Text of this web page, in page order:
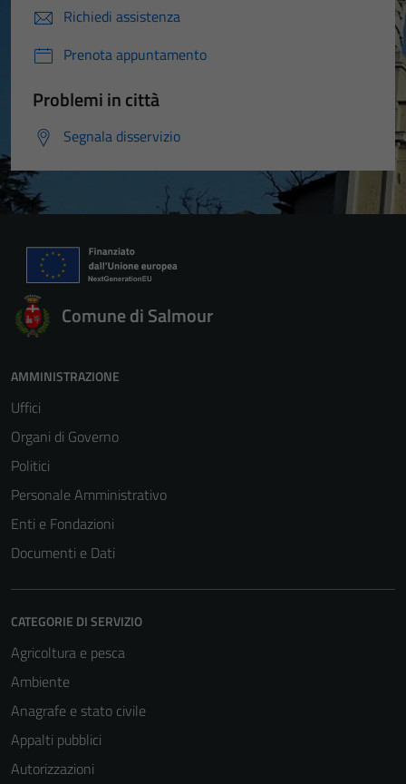
Richiedi assistenza
Prenota appuntamento
Problemi in città
Segnala disservizio
Comune di Salmour
AMMINISTRAZIONE
Uffici
Organi di Governo
Politici
Personale Amministrativo
Enti e Fondazioni
Documenti e Dati
CATEGORIE DI SERVIZIO
Agricoltura e pesca
Ambiente
Anagrafe e stato civile
Appalti pubblici
Autorizzazioni